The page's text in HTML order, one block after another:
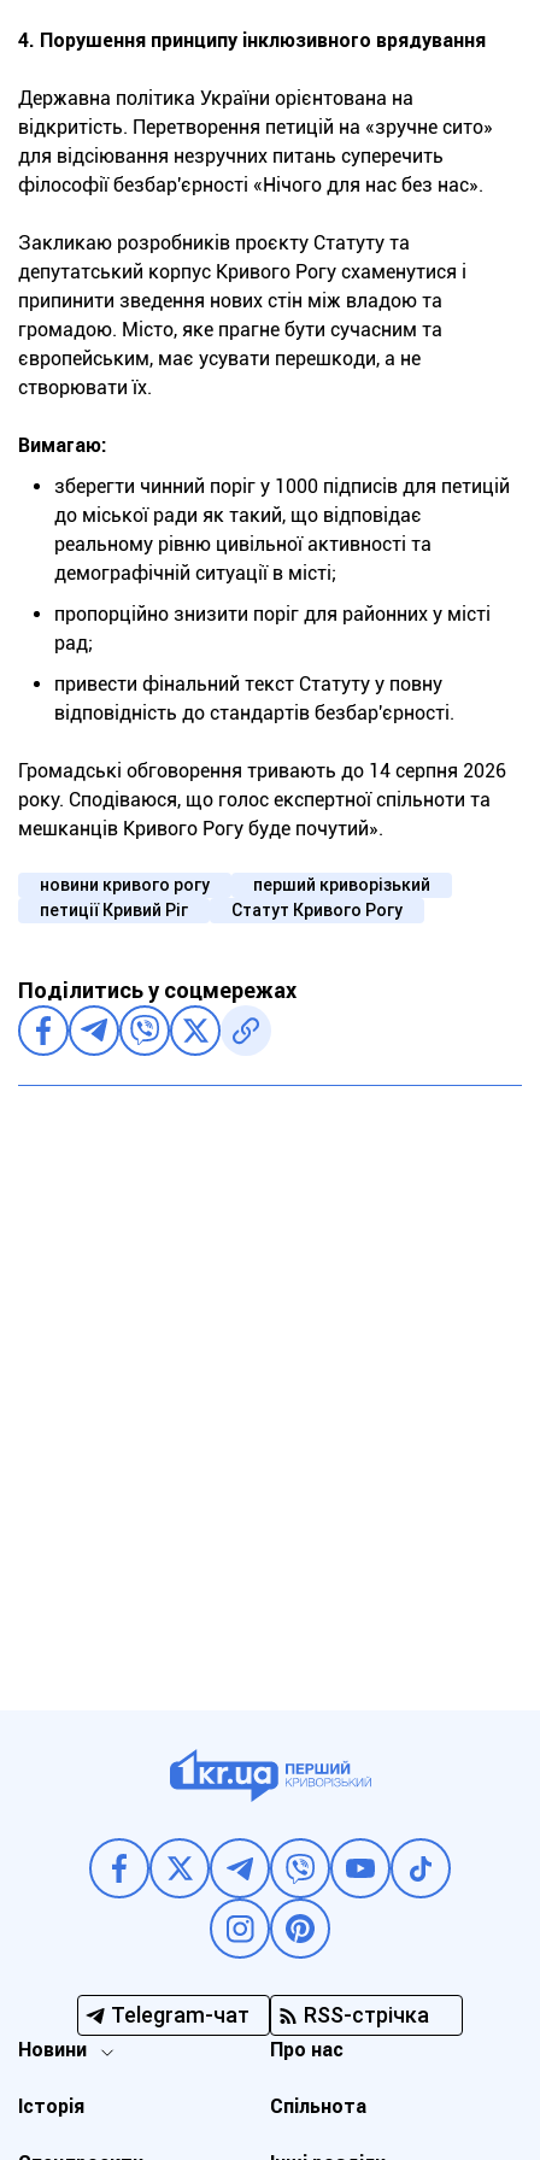
4. Порушення принципу інклюзивного врядування
Державна політика України орієнтована на
відкритість. Перетворення петицій на «зручне сито»
для відсіювання незручних питань суперечить
філософії безбар'єрності «Нічого для нас без нас».
Закликаю розробників проєкту Статуту та
депутатський корпус Кривого Рогу схаменутися і
припинити зведення нових стін між владою та
громадою. Місто, яке прагне бути сучасним та
європейським, має усувати перешкоди, а не
створювати їх.
Вимагаю:
зберегти чинний поріг у 1000 підписів для петицій
до міської ради як такий, що відповідає
реальному рівню цивільної активності та
демографічній ситуації в місті;
пропорційно знизити поріг для районних у місті
рад;
привести фінальний текст Статуту у повну
відповідність до стандартів безбар'єрності.
Громадські обговорення тривають до 14 серпня 2026
року. Сподіваюся, що голос експертної спільноти та
мешканців Кривого Рогу буде почутий».
новини кривого рогу
перший криворізький
петиції Кривий Ріг
Статут Кривого Рогу
Поділитись у соцмережах
Telegram-чат RSS-стрічка
Новини
Історія
Про нас
Спільнота